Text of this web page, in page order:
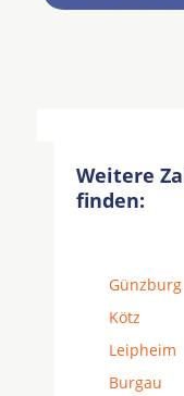
Weitere
finden:
Günzburg
Kötz
Leipheim
Burgau